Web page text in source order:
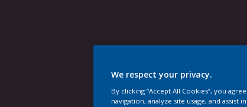
We respect your privacy.
By clicking “Accept All Cookies”, you
navigation, analyze site usage, and assist